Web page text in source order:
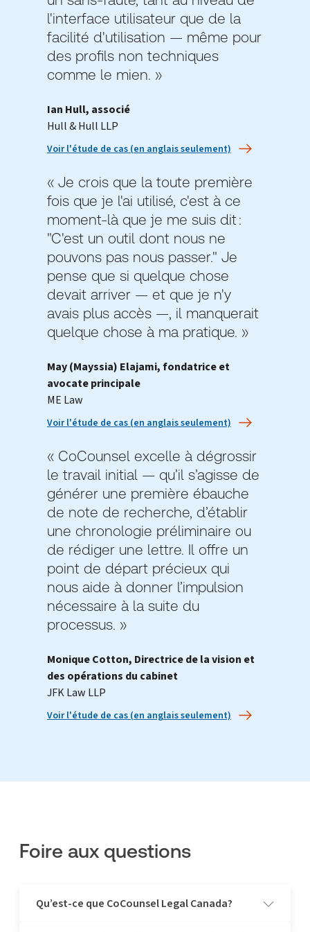
l'interface utilisateur que de la
facilité d'utilisation — même pour
des profils non techniques
comme le mien. »
Ian Hull, associé
Hull & Hull LLP
Voir l'étude de cas (en anglais seulement)
« Je crois que la toute première
fois que je l'ai utilisé, c'est à ce
moment-là que je me suis dit :
"C'est un outil dont nous ne
pouvons pas nous passer." Je
pense que si quelque chose
devait arriver — et que je n'y
avais plus accès —, il manquerait
quelque chose à ma pratique. »
May (Mayssia) Elajami, fondatrice et
avocate principale
ME Law
Voir l'étude de cas (en anglais seulement)
« CoCounsel excelle à dégrossir
le travail initial — qu’il s’agisse de
générer une première ébauche
de note de recherche, d’établir
une chronologie préliminaire ou
de rédiger une lettre. Il offre un
point de départ précieux qui
nous aide à donner l’impulsion
nécessaire à la suite du
processus. »
Monique Cotton, Directrice de la vision et
des opérations du cabinet
JFK Law LLP
Voir l'étude de cas (en anglais seulement)
Foire aux questions
Qu’est-ce que CoCounsel Legal Canada?